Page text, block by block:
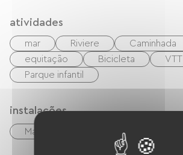
atividades
mar Riviere
Caminhada
equitação
Bicicleta
VTT
Parque infantil
instalações
Máquina de lavar coletiva